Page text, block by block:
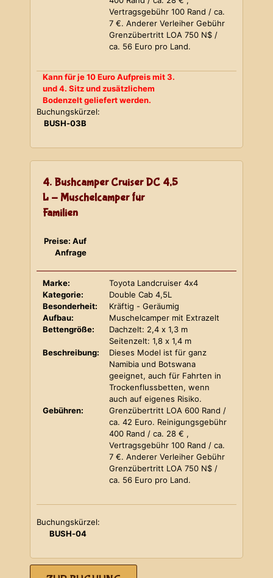
Vertragsgebühr 100 Rand / ca.
7 €. Anderer Verleiher Gebühr
Grenzübertritt LOA 750 N$ /
ca. 56 Euro pro Land.
Kann für je 10 Euro Aufpreis mit 3.
und 4. Sitz und zusätzlichem
Bodenzelt geliefert werden.
Buchungskürzel:
BUSH-03B
4. Bushcamper Cruiser DC 4,5
L - Muschelcamper für
Familien
Preise: Auf
Anfrage
Marke:
Toyota Landcruiser 4x4
Kategorie:
Double Cab 4,5L
Besonderheit:
Kräftig - Geräumig
Aufbau:
Muschelcamper mit Extrazelt
Bettengröße:
Dachzelt: 2,4 x 1,3 m
Seitenzelt: 1,8 x 1,4 m
Beschreibung:
Dieses Model ist für ganz
Namibia und Botswana
geeignet, auch für Fahrten in
Trockenflussbetten, wenn
auch auf eigenes Risiko.
Gebühren:
Grenzübertritt LOA 600 Rand /
ca. 42 Euro. Reinigungsgebühr
400 Rand / ca. 28 € ,
Vertragsgebühr 100 Rand / ca.
7 €. Anderer Verleiher Gebühr
Grenzübertritt LOA 750 N$ /
ca. 56 Euro pro Land.
Buchungskürzel:
BUSH-04